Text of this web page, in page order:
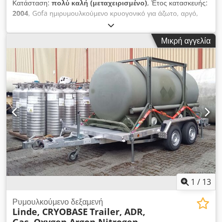
δηλώσεις στην προσφορά. Ο αγοραστής οφείλει να βεβαιωθεί
αυτοπροσώπως για την κατάσταση και τον εξοπλισμό του
προϊόντος/οχήματος. Επιφυλασσόμαστε για αλλαγές,
Κατάσταση: πολύ καλή (μεταχειρισμένο), Έτος κατασκευής:
2004, Gofa ημιρυμουλκούμενο κρυογονικό για άζωτο, αργό,
οξυγόνο, LIN, LOX, LAR. Έτος: 2004 Crjdpfxsrk Na Ae Abfof
Πίεση λειτουργίας: 3 bar Όγκος: 12000 L Έχουμε και άλλα
δεξαμενόπλοια για LIN, LOX, LAR, LNG και CO2, αργό,
οξυγόνο, άζωτο και διοξείδιο του άνθρακα. Θα χαρούμε να
απαντήσουμε στις ερωτήσεις σας μέσω τηλεφώνου και e-mail
Μικρή αγγελία
1 / 13
Ρυμουλκούμενο δεξαμενή
Linde, CRYOBASE Trailer, ADR,